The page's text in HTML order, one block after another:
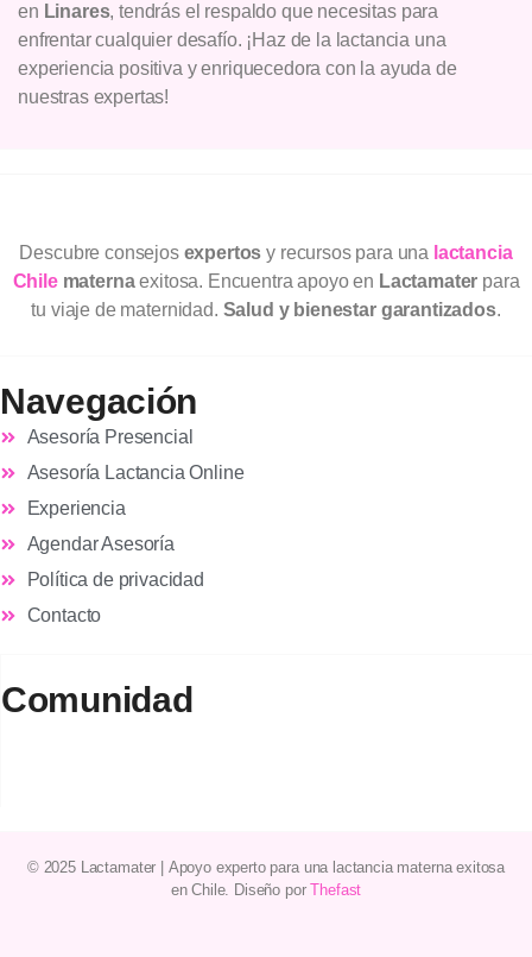
en Linares, tendrás el respaldo que necesitas para
enfrentar cualquier desafío. ¡Haz de la lactancia una
experiencia positiva y enriquecedora con la ayuda de
nuestras expertas!
Descubre consejos expertos y recursos para una lactancia
Chilematernaexitosa. Encuentra apoyo en Lactamater para
tu viaje de maternidad. Salud y bienestar garantizados.
Navegación
Asesoría Presencial
Asesoría Lactancia Online
Experiencia
Agendar Asesoría
Política de privacidad
Contacto
Comunidad
© 2025 Lactamater Apoyo expertopara una lactancia maternaexitosa
enChile. Diseño porThefast